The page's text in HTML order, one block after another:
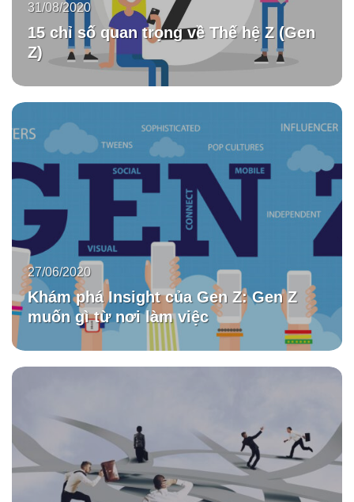
15 chỉ số quan trọng về Thế hệ Z (Gen
Z)
31/08/2020
Khám phá Insight của Gen Z: Gen Z
muốn gì từ nơi làm việc
27/06/2020